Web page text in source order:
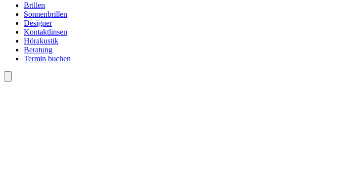
Brillen
Sonnenbrillen
Designer
Kontaktlinsen
Hörakustik
Beratung
Termin buchen